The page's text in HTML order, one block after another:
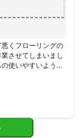
くフローリングの
させてしまいまし
使いやすいように